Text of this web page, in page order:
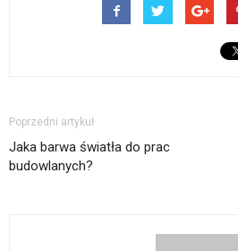
Poprzedni artykuł
Jaka barwa światła do prac
budowlanych?